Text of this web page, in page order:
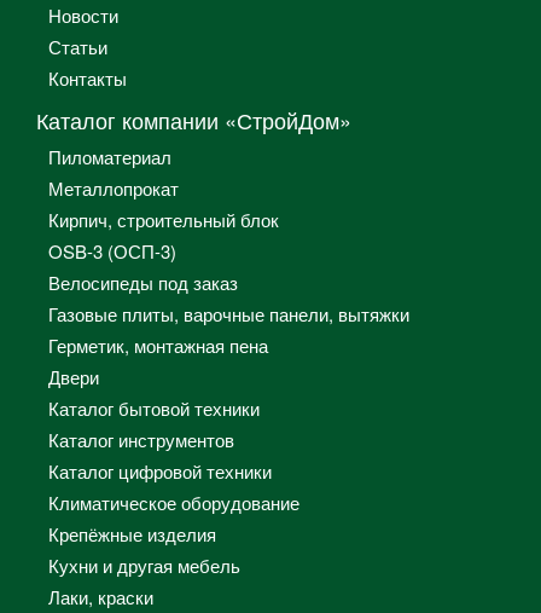
Новости
Статьи
Контакты
Каталог компании «СтройДом»
Пиломатериал
Металлопрокат
Кирпич, строительный блок
OSB-3 (ОСП-3)
Велосипеды под заказ
Газовые плиты, варочные панели, вытяжки
Герметик, монтажная пена
Двери
Каталог бытовой техники
Каталог инструментов
Каталог цифровой техники
Климатическое оборудование
Крепёжные изделия
Кухни и другая мебель
Лаки, краски